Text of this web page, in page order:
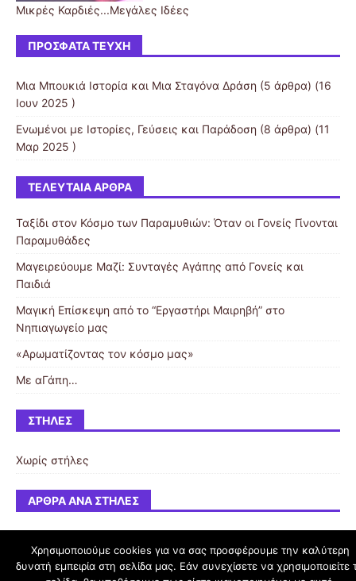
Μικρές Καρδιές...Μεγάλες Ιδέες
ΠΡΌΣΦΑΤΑ ΤΕΎΧΗ
Μια Μπουκιά Ιστορία και Μια Σταγόνα Δράση (5 άρθρα) (16
Ιουν 2025 )
Ενωμένοι με Ιστορίες, Γεύσεις και Παράδοση (8 άρθρα) (11
Μαρ 2025 )
ΤΕΛΕΥΤΑΊΑ ΆΡΘΡΑ
Ταξίδι στον Κόσμο των Παραμυθιών: Όταν οι Γονείς Γίνονται
Παραμυθάδες
Μαγειρεύουμε Μαζί: Συνταγές Αγάπης από Γονείς και
Παιδιά
Μαγική Επίσκεψη από το “Εργαστήρι Μαιρηβή” στο
Νηπιαγωγείο μας
«Αρωματίζοντας τον κόσμο μας»
Με αΓάπη…
ΣΤΉΛΕΣ
Χωρίς στήλες
ΆΡΘΡΑ ΑΝΆ ΣΤΉΛΕΣ
schoolpress.sch.gr
Χρησιμοποιούμε cookies για να σας προσφέρουμε την καλύτερη
δυνατή εμπειρία στη σελίδα μας. Εάν συνεχίσετε να χρησιμοποιείτε